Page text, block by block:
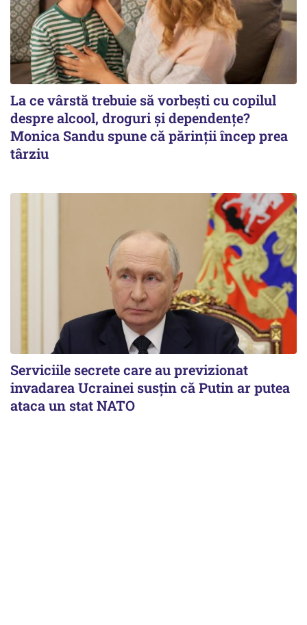
La ce vârstă trebuie să vorbești cu copilul
despre alcool, droguri și dependențe?
Monica Sandu spune că părinții încep prea
târziu
Serviciile secrete care au previzionat
invadarea Ucrainei susțin că Putin ar putea
ataca un stat NATO